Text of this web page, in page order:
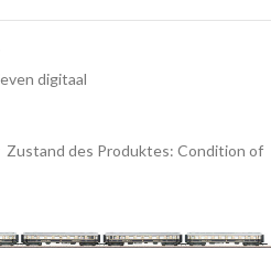
digitaal
Zustand des Produktes: Condition of